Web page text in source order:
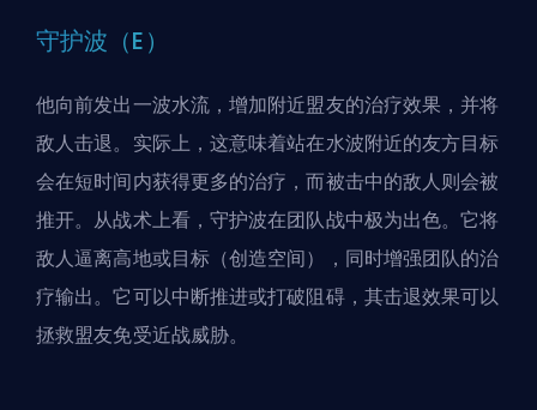
守护波（E）
他向前发出一波水流，增加附近盟友的治疗效果，并将
敌人击退。实际上，这意味着站在水波附近的友方目标
会在短时间内获得更多的治疗，而被击中的敌人则会被
推开。从战术上看，守护波在团队战中极为出色。它将
敌人逼离高地或目标（创造空间），同时增强团队的治
疗输出。它可以中断推进或打破阻碍，其击退效果可以
拯救盟友免受近战威胁。